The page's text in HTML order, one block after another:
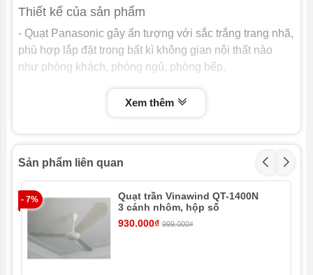
Cấp độ
5 cấp độ
Lưu
lượng
270 (m³/phút)
165 (m/phút)
quạt
cánh
Cấp độ
3 cấp độ, Công tắc an toàn, Dây an toàn,
Khóa cánh an toàn
Đường
kính
150 cm
Thiết kế của sản phẩm
- Quạt Panasonic gây ấn tượng với sắc trắng trang nhã,
phù hợp lắp đặt trong bất kì không gian nội thất nào
như phòng khách, phòng ngủ, phòng bếp.
- Thiết kế 3 cánh quạt có đường kính 150 cm, nhờ đó
Xem thêm
Sản phẩm liên quan
- 7%
Quạt trần Vinawind QT-1400N
3 cánh nhôm, hộp số
930.000₫ 999.000₫